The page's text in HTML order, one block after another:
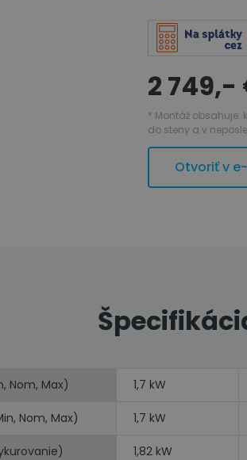
2 749,-
* Montáž obsahuje:
do steny a v
Otvoriť v
Nom, Max) 1,7 kW
Nom, Max) 1,7 kW
1,82 kW